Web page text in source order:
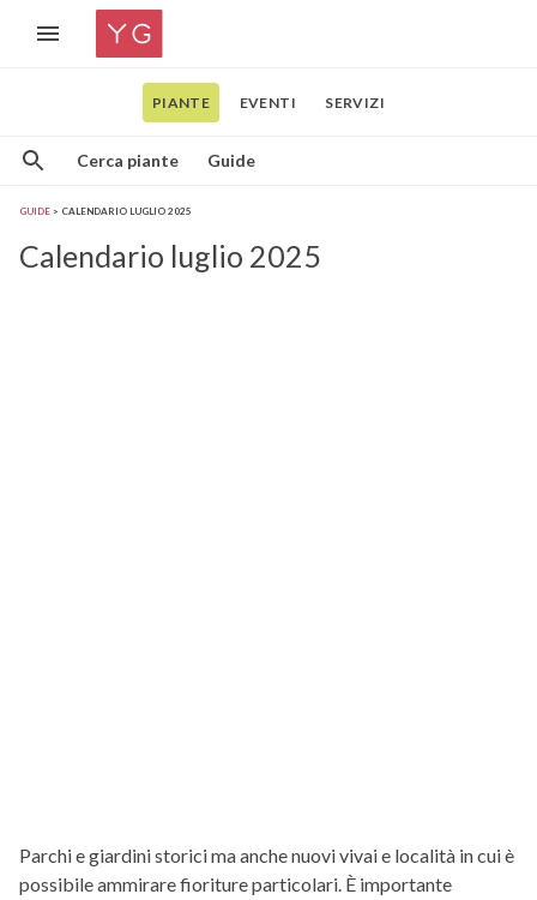
PIANTE EVENTI SERVIZI
Cerca piante Guide
GUIDE CALENDARIO LUGLIO 2025
Calendario luglio 2025
Parchi e giardini storici ma anche nuovi vivai e località in cui è
possibile ammirare fioriture particolari. È importante